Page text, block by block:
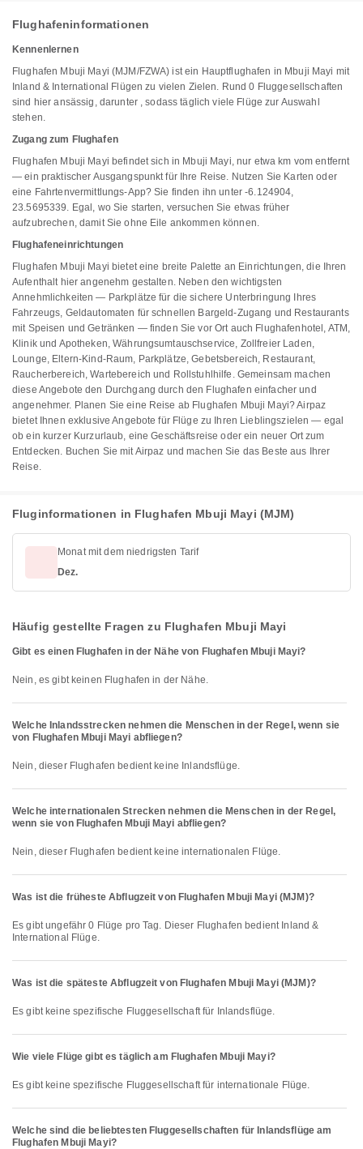
Flughafeninformationen
Kennenlernen
Flughafen Mbuji Mayi (MJM/FZWA) ist ein Hauptflughafen in Mbuji Mayi mit
Inland & International Flügen zu vielen Zielen. Rund 0 Fluggesellschaften
sind hier ansässig, darunter , sodass täglich viele Flüge zur Auswahl
stehen.
Zugang zum Flughafen
Flughafen Mbuji Mayi befindet sich in Mbuji Mayi, nur etwa km vom entfernt
— ein praktischer Ausgangspunkt für Ihre Reise. Nutzen Sie Karten oder
eine Fahrtenvermittlungs-App? Sie finden ihn unter -6.124904,
23.5695339. Egal, wo Sie starten, versuchen Sie etwas früher
aufzubrechen, damit Sie ohne Eile ankommen können.
Flughafeneinrichtungen
Flughafen Mbuji Mayi bietet eine breite Palette an Einrichtungen, die Ihren
Aufenthalt hier angenehm gestalten. Neben den wichtigsten
Annehmlichkeiten — Parkplätze für die sichere Unterbringung Ihres
Fahrzeugs, Geldautomaten für schnellen Bargeld-Zugang und Restaurants
mit Speisen und Getränken — finden Sie vor Ort auch Flughafenhotel, ATM,
Klinik und Apotheken, Währungsumtauschservice, Zollfreier Laden,
Lounge, Eltern-Kind-Raum, Parkplätze, Gebetsbereich, Restaurant,
Raucherbereich, Wartebereich und Rollstuhlhilfe. Gemeinsam machen
diese Angebote den Durchgang durch den Flughafen einfacher und
angenehmer. Planen Sie eine Reise ab Flughafen Mbuji Mayi? Airpaz
bietet Ihnen exklusive Angebote für Flüge zu Ihren Lieblingszielen — egal
ob ein kurzer Kurzurlaub, eine Geschäftsreise oder ein neuer Ort zum
Entdecken. Buchen Sie mit Airpaz und machen Sie das Beste aus Ihrer
Reise.
Fluginformationen in Flughafen Mbuji Mayi (MJM)
Monat mit dem niedrigsten Tarif
Dez.
Häufig gestellte Fragen zu Flughafen Mbuji Mayi
Gibt es einen Flughafen in der Nähe von Flughafen Mbuji Mayi?
Nein, es gibt keinen Flughafen in der Nähe.
Welche Inlandsstrecken nehmen die Menschen in der Regel, wenn sie
von Flughafen Mbuji Mayi abfliegen?
Nein, dieser Flughafen bedient keine Inlandsflüge.
Welche internationalen Strecken nehmen die Menschen in der Regel,
wenn sie von Flughafen Mbuji Mayi abfliegen?
Nein, dieser Flughafen bedient keine internationalen Flüge.
Was ist die früheste Abflugzeit von Flughafen Mbuji Mayi (MJM)?
Es gibt ungefähr 0 Flüge pro Tag. Dieser Flughafen bedient Inland &
International Flüge.
Was ist die späteste Abflugzeit von Flughafen Mbuji Mayi (MJM)?
Es gibt keine spezifische Fluggesellschaft für Inlandsflüge.
Wie viele Flüge gibt es täglich am Flughafen Mbuji Mayi?
Es gibt keine spezifische Fluggesellschaft für internationale Flüge.
Welche sind die beliebtesten Fluggesellschaften für Inlandsflüge am
Flughafen Mbuji Mayi?